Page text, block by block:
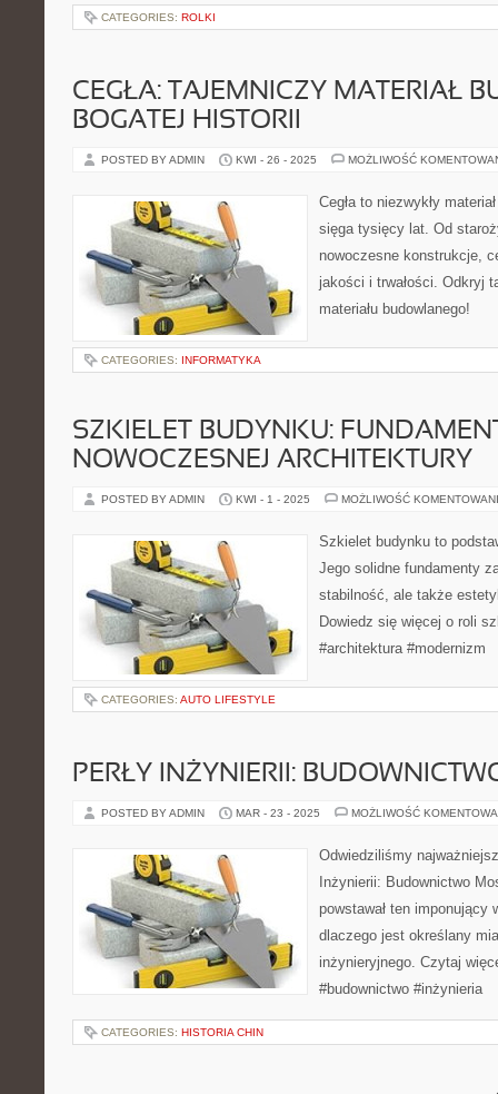
CATEGORIES: ROLKI
CEGŁA: TAJEMNICZY MATERIAŁ
BOGATEJ HISTORII
POSTED BY ADMIN KWI - 26 - 2025 MOŻLIWOŚĆ
Cegła to niezwykły
sięga tysięcy lat. Od
nowoczesne konstrukcje,
jakości i trwałości. Odkryj
materiału budowlanego!
CATEGORIES: INFORMATYKA
SZKIELET BUDYNKU:
NOWOCZESNEJ ARCHITEKTURY
POSTED BY ADMIN KWI - 1 - 2025 MOŻLIWOŚĆ
Szkielet budynku to
Jego solidne fundamenty
stabilność, ale także
Dowiedz się więcej o roli
#architektura #modernizm
CATEGORIES: AUTO LIFESTYLE
PERŁY INŻYNIERII:
POSTED BY ADMIN MAR - 23 - 2025 MOŻLIWOŚĆ
Odwiedziliśmy
Inżynierii: Budownictwo
powstawał ten imponujący
dlaczego jest określany
inżynieryjnego. Czytaj
#budownictwo #inżynieria
CATEGORIES: HISTORIA CHIN